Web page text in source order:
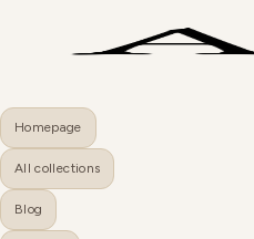
Homepage
All collections
Blog